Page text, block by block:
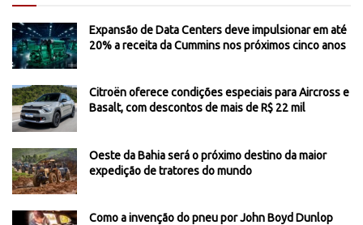
Expansão de Data Centers deve impulsionar em até
20% a receita da Cummins nos próximos cinco anos
Citroën oferece condições especiais para Aircross e
Basalt, com descontos de mais de R$ 22 mil
Oeste da Bahia será o próximo destino da maior
expedição de tratores do mundo
Como a invenção do pneu por John Boyd Dunlop